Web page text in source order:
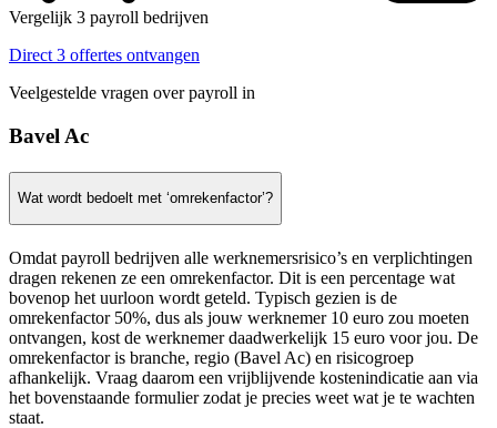
Vergelijk 3 payroll bedrijven
Direct 3 offertes ontvangen
Veelgestelde vragen over payroll in
Bavel Ac
Wat wordt bedoelt met ‘omrekenfactor’?
Omdat payroll bedrijven alle werknemersrisico’s en verplichtingen
dragen rekenen ze een omrekenfactor. Dit is een percentage wat
bovenop het uurloon wordt geteld. Typisch gezien is de
omrekenfactor 50%, dus als jouw werknemer 10 euro zou moeten
ontvangen, kost de werknemer daadwerkelijk 15 euro voor jou. De
omrekenfactor is branche, regio (Bavel Ac) en risicogroep
afhankelijk. Vraag daarom een vrijblijvende kostenindicatie aan via
het bovenstaande formulier zodat je precies weet wat je te wachten
staat.